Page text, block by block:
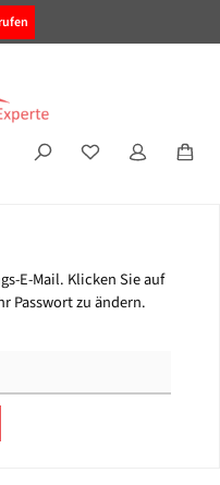
E-Mail. Klicken Sie auf
Passwort zu ändern.